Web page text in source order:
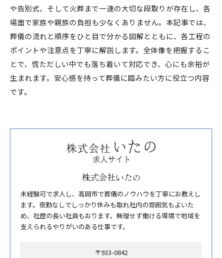
や告別式、そして火葬まで一連の大切な段取りが存在し、各
場面で家族や親族の負担も少なくありません。本記事では、
葬儀の流れと順序をひと目で分かる図解とともに、各工程の
ポイントや注意点を丁寧に解説します。全体像を把握するこ
とで、慌ただしい中でも落ち着いて対応でき、心にも余裕が
生まれます。安心感を持って葬儀に臨みたい方に役立つ内容
です。
株式会社いたの
未経験可で求人し、高岡市で葬儀のノウハウを丁寧にお教えし
ます。夜勤なしでしっかり休みも取れ社内の雰囲気もよいた
め、社歴の長い社員もおります。無理せず働ける環境で地域を
支えられるやりがいのある仕事です。
〒933-0842